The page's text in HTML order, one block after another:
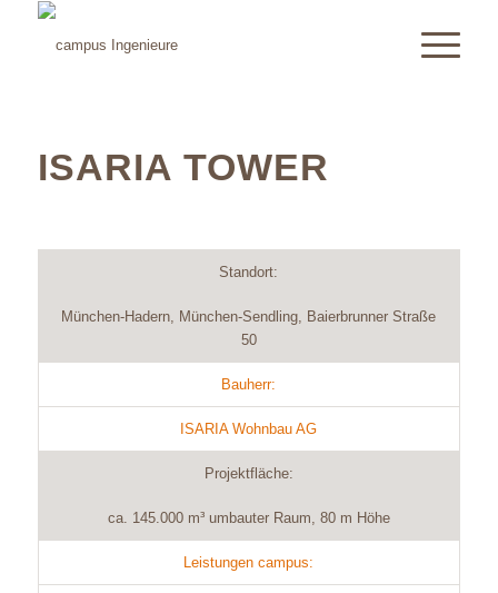
ISARIA TOWER
Standort:
München-Hadern, München-Sendling, Baierbrunner Straße
50
Bauherr:
ISARIA Wohnbau AG
Projektfläche:
ca. 145.000 m³ umbauter Raum, 80 m Höhe
Leistungen campus: